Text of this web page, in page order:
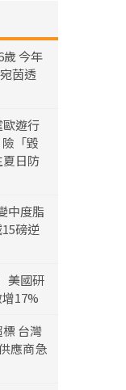
今年
茵透
遊行
「毀
日防
中度脂
磅逆
美國研
17%
台灣
應商急